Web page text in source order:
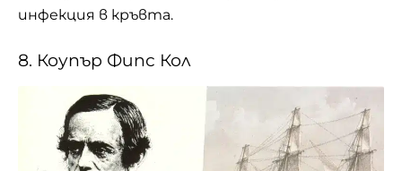
инфекция в кръвта.
8. Коупър Фипс Кол